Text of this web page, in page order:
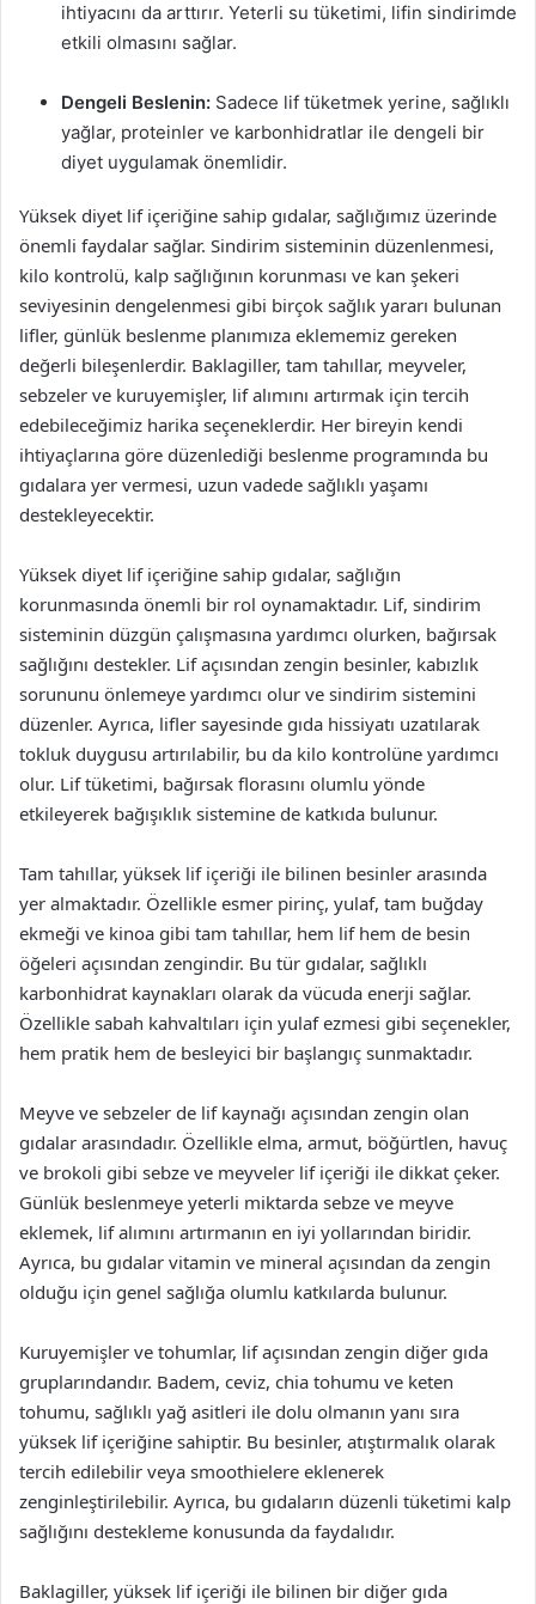
ihtiyacını da arttırır. Yeterli su tüketimi, lifin sindirimde
etkili olmasını sağlar.
Dengeli Beslenin: Sadece lif tüketmek yerine, sağlıklı
yağlar, proteinler ve karbonhidratlar ile dengeli bir
diyet uygulamak önemlidir.
Yüksek diyet lif içeriğine sahip gıdalar, sağlığımız üzerinde
önemli faydalar sağlar. Sindirim sisteminin düzenlenmesi,
kilo kontrolü, kalp sağlığının korunması ve kan şekeri
seviyesinin dengelenmesi gibi birçok sağlık yararı bulunan
lifler, günlük beslenme planımıza eklememiz gereken
değerli bileşenlerdir. Baklagiller, tam tahıllar, meyveler,
sebzeler ve kuruyemişler, lif alımını artırmak için tercih
edebileceğimiz harika seçeneklerdir. Her bireyin kendi
ihtiyaçlarına göre düzenlediği beslenme programında bu
gıdalara yer vermesi, uzun vadede sağlıklı yaşamı
destekleyecektir.
Yüksek diyet lif içeriğine sahip gıdalar, sağlığın
korunmasında önemli bir rol oynamaktadır. Lif, sindirim
sisteminin düzgün çalışmasına yardımcı olurken, bağırsak
sağlığını destekler. Lif açısından zengin besinler, kabızlık
sorununu önlemeye yardımcı olur ve sindirim sistemini
düzenler. Ayrıca, lifler sayesinde gıda hissiyatı uzatılarak
tokluk duygusu artırılabilir, bu da kilo kontrolüne yardımcı
olur. Lif tüketimi, bağırsak florasını olumlu yönde
etkileyerek bağışıklık sistemine de katkıda bulunur.
Tam tahıllar, yüksek lif içeriği ile bilinen besinler arasında
yer almaktadır. Özellikle esmer pirinç, yulaf, tam buğday
ekmeği ve kinoa gibi tam tahıllar, hem lif hem de besin
öğeleri açısından zengindir. Bu tür gıdalar, sağlıklı
karbonhidrat kaynakları olarak da vücuda enerji sağlar.
Özellikle sabah kahvaltıları için yulaf ezmesi gibi seçenekler,
hem pratik hem de besleyici bir başlangıç sunmaktadır.
Meyve ve sebzeler de lif kaynağı açısından zengin olan
gıdalar arasındadır. Özellikle elma, armut, böğürtlen, havuç
ve brokoli gibi sebze ve meyveler lif içeriği ile dikkat çeker.
Günlük beslenmeye yeterli miktarda sebze ve meyve
eklemek, lif alımını artırmanın en iyi yollarından biridir.
Ayrıca, bu gıdalar vitamin ve mineral açısından da zengin
olduğu için genel sağlığa olumlu katkılarda bulunur.
Kuruyemişler ve tohumlar, lif açısından zengin diğer gıda
gruplarındandır. Badem, ceviz, chia tohumu ve keten
tohumu, sağlıklı yağ asitleri ile dolu olmanın yanı sıra
yüksek lif içeriğine sahiptir. Bu besinler, atıştırmalık olarak
tercih edilebilir veya smoothielere eklenerek
zenginleştirilebilir. Ayrıca, bu gıdaların düzenli tüketimi kalp
sağlığını destekleme konusunda da faydalıdır.
Baklagiller, yüksek lif içeriği ile bilinen bir diğer gıda